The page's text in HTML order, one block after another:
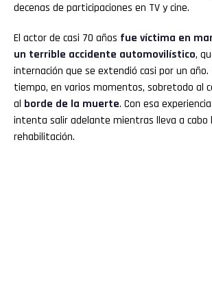
decenas de participaciones en TV y cine.
El actor de casi 70 años fue víctima en
un terrible accidente automovilístico,
internación que se extendió casi por un
tiempo, en varios momentos, sobretodo al
al borde de la muerte. Con esa
intenta salir adelante mientras lleva a cabo
rehabilitación.